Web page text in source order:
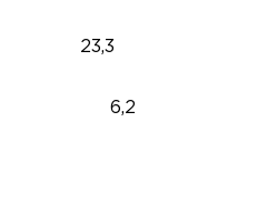
23,3
6,2